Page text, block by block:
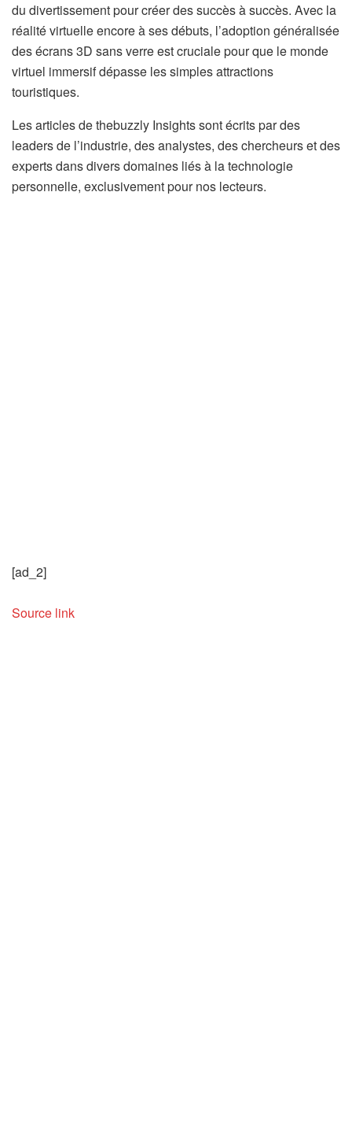
du divertissement pour créer des succès à succès. Avec la
réalité virtuelle encore à ses débuts, l’adoption généralisée
des écrans 3D sans verre est cruciale pour que le monde
virtuel immersif dépasse les simples attractions
touristiques.
Les articles de thebuzzly Insights sont écrits par des
leaders de l’industrie, des analystes, des chercheurs et des
experts dans divers domaines liés à la technologie
personnelle, exclusivement pour nos lecteurs.
[ad_2]
Source link